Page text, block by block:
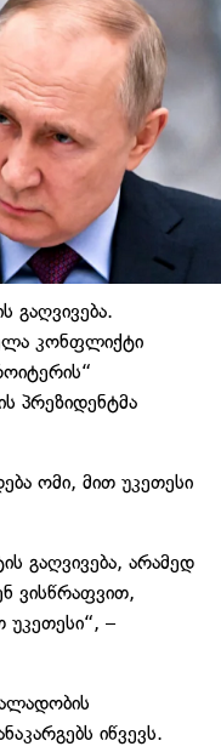
გაღვივება.
კონფლიქტი
პრეზიდენტმა
ომი, მით უკეთესი
გაღვივება, არამედ
ვისწრაფვით,
–
იწვევს.